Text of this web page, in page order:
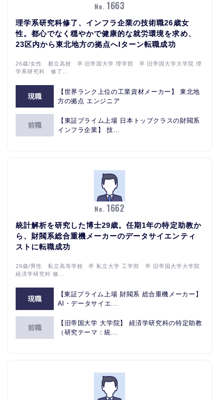
No. 1663
理学系研究科修了、インフラ企業の技術職26歳女
性。都心でなく穏やかで健康的な就労環境を求め、
23区内から東北地方の拠点へIターン転職成功
26歳/女性 都立高校 卒 旧帝国大学 理学部 卒 旧帝国大学大学院 理
学系研究科 修了...
現職
【世界ランク上位の工業資材メーカー】 東北地
方の拠点 エンジニア
前職
【東証プライム上場 日本トップクラスの財閥系
インフラ企業】 技...
No. 1662
統計解析を研究した博士29歳。任期1年の特定助教か
ら、財閥系総合重機メーカーのデータサイエンティ
ストに転職成功
29歳/男性 私立高等学校 卒 私立大学 工学部 卒 旧帝国大学大学院
経済学研究科 修...
現職
【東証プライム上場 財閥系 総合重機メーカー】
AI・データサイエ...
前職
【旧帝国大学 大学院】 経済学研究科の特定助教
（研究テーマ：統...